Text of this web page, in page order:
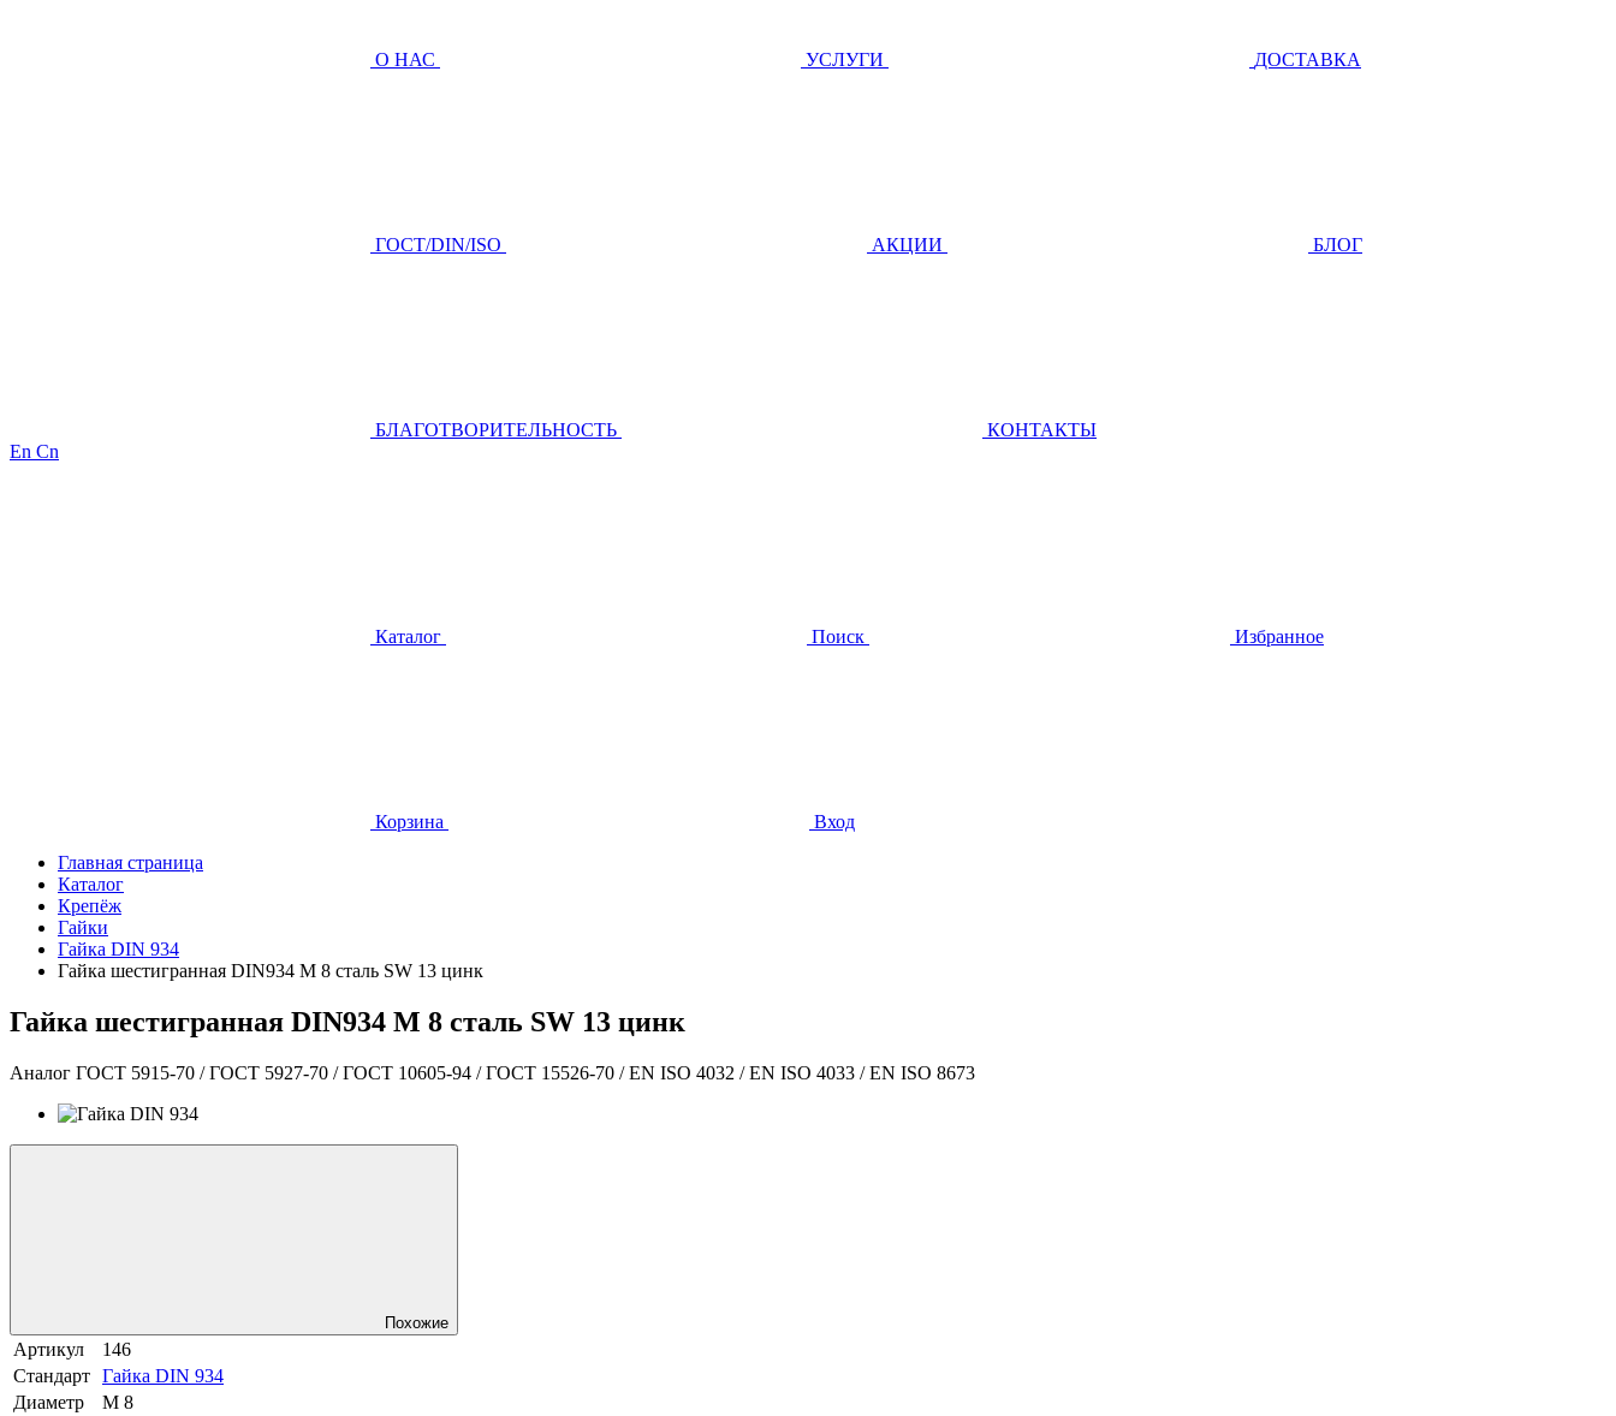
О НАС УСЛУГИ ДОСТАВКА
ГOCТ/DIN/ISO АКЦИИ БЛОГ
БЛАГОТВОРИТЕЛЬНОСТЬ
КОНТАКТЫ
En Cn
Каталог Поиск Избранное
Корзина
Вход
Главная страница
Каталог
Крепёж
Гайки
Гайка DIN 934
Гайка шестигранная DIN934 М 8 сталь SW 13 цинк
Гайка шестигранная DIN934 М 8 сталь SW 13 цинк
Аналог ГОСТ 5915-70 / ГОСТ 5927-70 / ГОСТ 10605-94 / ГОСТ 15526-70 / EN ISO 4032 / EN ISO 4033 / EN ISO 8673
Похожие
Артикул
146
Стандарт Гайка DIN 934
Диаметр
М 8